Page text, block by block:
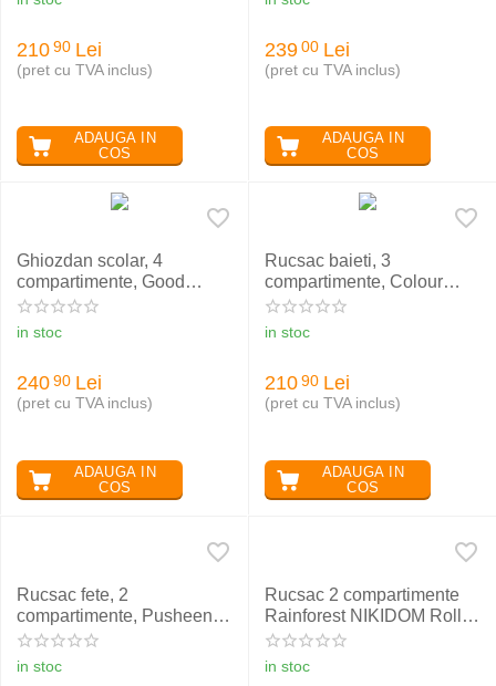
210 90 Lei
(pret cu TVA inclus)
ADAUGA IN
COS
239 00 Lei
(pret cu TVA inclus)
ADAUGA IN
COS
Ghiozdan scolar, 4
compartimente, Good
Vibes, ST Right BP01
in stoc
240 90 Lei
(pret cu TVA inclus)
ADAUGA IN
COS
Rucsac baieti, 3
compartimente, Colour
Anime, ST.RIGHT BP26
in stoc
210 90 Lei
(pret cu TVA inclus)
ADAUGA IN
COS
Rucsac fete, 2
compartimente, Pusheen
mint Majewski
in stoc
Rucsac 2 compartimente
Rainforest NIKIDOM Roller
Go
in stoc